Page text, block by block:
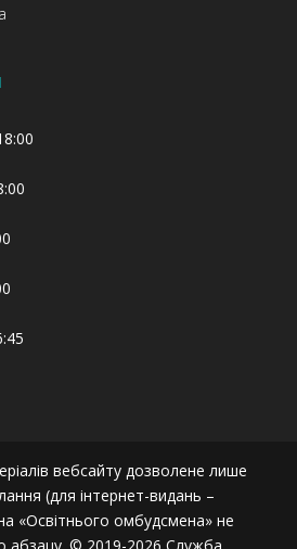
вебсайту дозволене лише
(для інтернет-видань –
«Освітнього омбудсмена» не